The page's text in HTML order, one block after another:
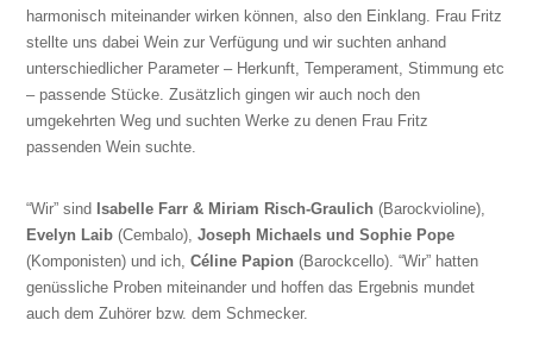
harmonisch miteinander wirken können, also den Einklang. Frau Fritz
stellte uns dabei Wein zur Verfügung und wir suchten anhand
unterschiedlicher Parameter – Herkunft, Temperament, Stimmung etc
– passende Stücke. Zusätzlich gingen wir auch noch den
umgekehrten Weg und suchten Werke zu denen Frau Fritz
passenden Wein suchte.
“Wir” sind Isabelle Farr & Miriam Risch-Graulich (Barockvioline),
Evelyn Laib (Cembalo),Joseph Michaels und Sophie Pope
(Komponisten) und ich,Céline Papion (Barockcello). “Wir” hatten
genüssliche Proben miteinander und hoffen das Ergebnis mundet
auch dem Zuhörer bzw. dem Schmecker.